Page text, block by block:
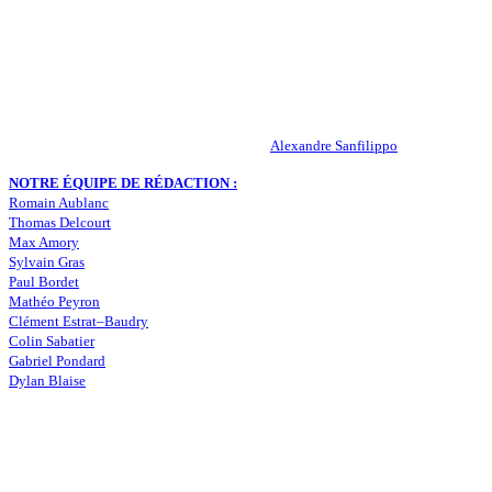
Alexandre Sanfilippo
NOTRE ÉQUIPE DE RÉDACTION :
Romain Aublanc
Thomas Delcourt
Max Amory
Sylvain Gras
Paul Bordet
Mathéo Peyron
Clément Estrat–Baudry
Colin Sabatier
Gabriel Pondard
Dylan Blaise